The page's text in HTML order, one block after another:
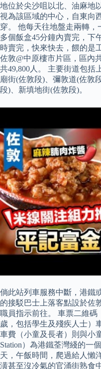
地位於尖沙咀以北、油麻地
視為該區域的中心，自東向
穿。 他每天往地盤走兩轉，
多個飯盒45分鐘內賣完，下
時賣完，快來快去，餵的是
佐敦@中原樓市片區，區內
共49,800人。 主要街道包括
廟街(佐敦段)、彌敦道(佐敦
段)、新填地街(佐敦段)。
倘此站列車服務中斷，港鐵
的接駁巴士上落客點設於佐
職員指示前往。 車票二維碼
歲，包括學生及殘疾人士）
車費（小童及長者）則與小
Station）為港鐵荃灣綫的一
天，午飯時間，爬過給人懶
潢甚至沒冷氣的官涌街熟食